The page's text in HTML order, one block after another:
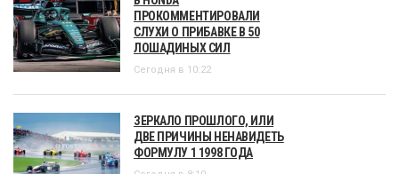
ПРОКОММЕНТИРОВАЛИ
СЛУХИ О ПРИБАВКЕ В 50
ЛОШАДИНЫХ СИЛ
Сегодня в 10:22
ЗЕРКАЛО ПРОШЛОГО, ИЛИ
ДВЕ ПРИЧИНЫ НЕНАВИДЕТЬ
ФОРМУЛУ 1 1998 ГОДА